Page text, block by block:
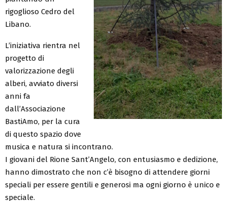
rigoglioso Cedro del
Libano.
L’iniziativa rientra nel
progetto di
valorizzazione degli
alberi, avviato diversi
anni fa
dall’Associazione
BastiAmo, per la cura
di questo spazio dove
musica e natura si incontrano.
I giovani del Rione Sant’Angelo, con entusiasmo e dedizione,
hanno dimostrato che non c’è bisogno di attendere giorni
speciali per essere gentili e generosi ma ogni giorno è unico e
speciale.